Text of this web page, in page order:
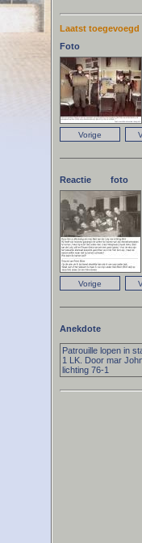
Laatst toegevoegd
Foto
Reactie foto
Anekdote 26-
Patrouille lopen in
1 LK. Door mar
lichting 76-1